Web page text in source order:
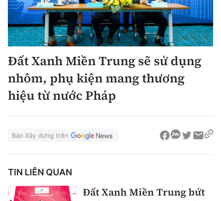
Đất Xanh Miền Trung sẽ sử dụng
nhôm, phụ kiện mang thương
hiệu từ nước Pháp
Báo Xây dựng trên
TIN LIÊN QUAN
Đất Xanh Miền Trung bứt